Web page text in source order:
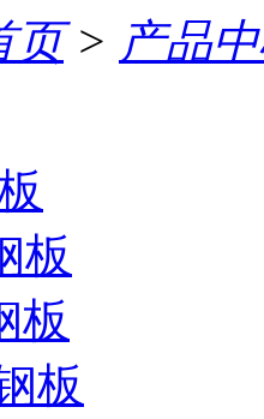
页> 产品
板
板
板